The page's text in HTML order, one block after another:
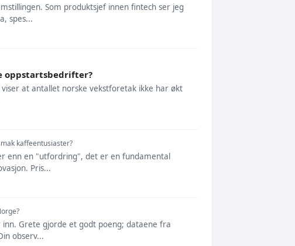
Som produktsjef innen fintech ser jeg
spes...
oppstartsbedrifter?
at antallet norske vekstforetak ikke har økt
kaffeentusiaster?
enn en "utfordring", det er en fundamental
Pris...
Grete gjorde et godt poeng; dataene fra
observ...